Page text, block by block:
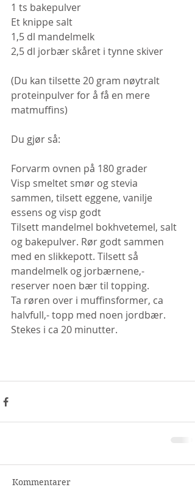
1 ts bakepulver
Et knippe salt
1,5 dl mandelmelk
2,5 dl jorbær skåret i tynne skiver
(Du kan tilsette 20 gram nøytralt
proteinpulver for å få en mere
matmuffins)
Du gjør så:
Forvarm ovnen på 180 grader
Visp smeltet smør og stevia
sammen, tilsett eggene, vanilje
essens og visp godt
Tilsett mandelmel bokhvetemel, salt
og bakepulver. Rør godt sammen
med en slikkepott. Tilsett så
mandelmelk og jorbærnene,-
reserver noen bær til topping.
Ta røren over i muffinsformer, ca
halvfull,- topp med noen jordbær.
Stekes i ca 20 minutter.
Kommentarer